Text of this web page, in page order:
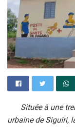
Située à une
urbaine de Siguiri,